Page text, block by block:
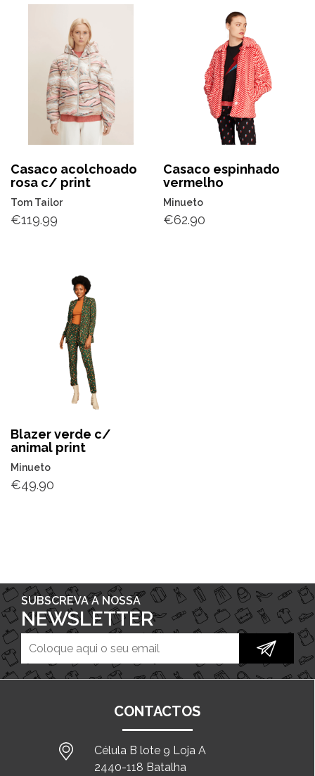
Casaco acolchoado
rosa c/ print
Tom Tailor
€119.99
Casaco espinhado
vermelho
Minueto
€62.90
Blazer verde c/
animal print
Minueto
€49.90
SUBSCREVA A NOSSA
NEWSLETTER
CONTACTOS
Célula B lote 9 Loja A
2440-118 Batalha